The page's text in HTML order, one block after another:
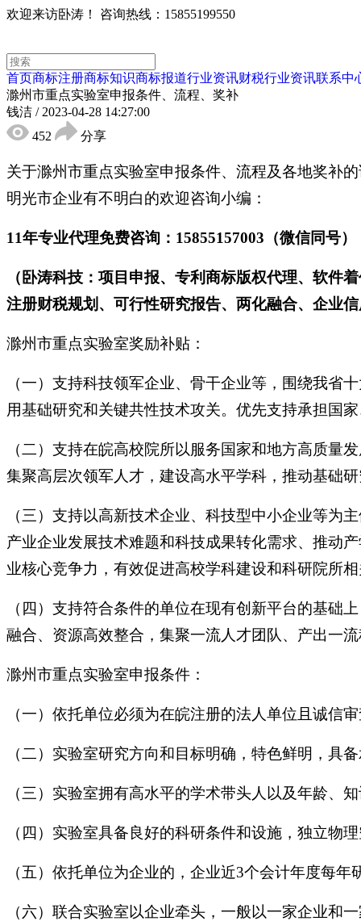
欢迎来访卧涛！ 咨询热线：15855199550
首页商标注册商标知识商标报道行业资讯财税行业资讯联系中
滁州市重点实验室申报条件、流程、奖补
钱洁 / 2023-04-28 14:27:00
452
分享
关于滁州市重点实验室申报条件、流程及各地奖补
明光市企业有不明白的欢迎咨询小编：
11年专业代理免费咨询：15855157003（微信同号）
（卧涛科技：项目申报、专利商标版权代理、软件
注册财税规划、可行性研究报告、两化融合、企业
滁州市重点实验室奖励补贴：
（一）支持科技领军企业、骨干企业等，围绕我省
用基础研究和关键共性技术攻关。优先支持承担国
（二）支持在皖高校院所以服务国家和地方高质量
集聚高层次领军人才，建设高水平学科，推动基础
（三）支持以高新技术企业、科技型中小企业等为
产业企业发展技术难题和科技成果转化需求、推动
业核心竞争力，有效促进高校学科建设和科研院所
（四）支持符合条件的单位在现有创新平台的基础
融合、资源高效整合，集聚一流人才团队、产出一
滁州市重点实验室申报条件：
（一）依托单位必须为在皖注册的法人单位且诚信
（二）实验室研究方向和目标明确，特色鲜明，具
（三）实验室拥有高水平的学术带头人以及年龄、
（四）实验室具备良好的科研条件和设施，独立物
（五）依托单位为企业的，企业近3个会计年度每
（六）联合实验室以企业牵头，一般以一家企业和